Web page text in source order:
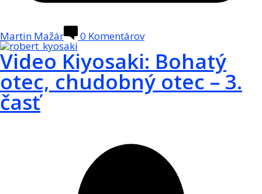
Martin Mažár 0 Komentárov
Video Kiyosaki: Bohatý
otec, chudobný otec – 3.
časť